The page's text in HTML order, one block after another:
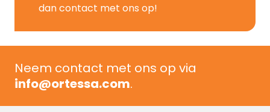
dancontact met ons op!
Neem contact met ons op via
info@ortessa.com.